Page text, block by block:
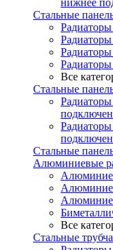
нижнее
Стальные
Все
Стальные
Стальные
Алюминиевые
Все
Стальные